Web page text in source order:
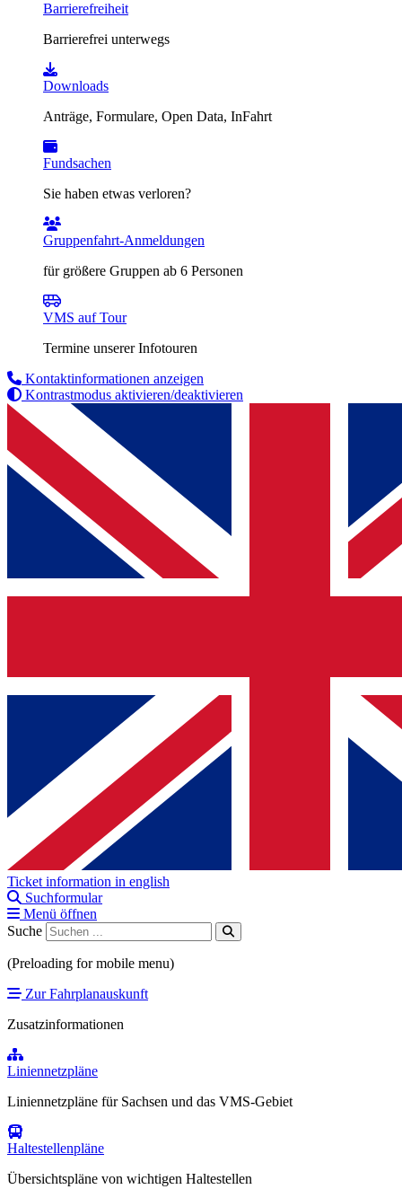
Barrierefreiheit
Barrierefrei unterwegs
Downloads
Anträge, Formulare, Open Data, InFahrt
Fundsachen
Sie haben etwas verloren?
Gruppenfahrt-Anmeldungen
für größere Gruppen ab 6 Personen
VMS auf Tour
Termine unserer Infotouren
Kontaktinformationen anzeigen
Kontrastmodus aktivieren/deaktivieren
Ticket information in english
Suchformular
Menü öffnen
Suche
(Preloading for mobile menu)
Zur Fahrplanauskunft
Zusatzinformationen
Liniennetzpläne
Liniennetzpläne für Sachsen und das VMS-Gebiet
Haltestellenpläne
Übersichtspläne von wichtigen Haltestellen